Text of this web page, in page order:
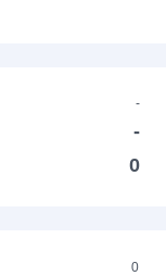
-
-
0
0